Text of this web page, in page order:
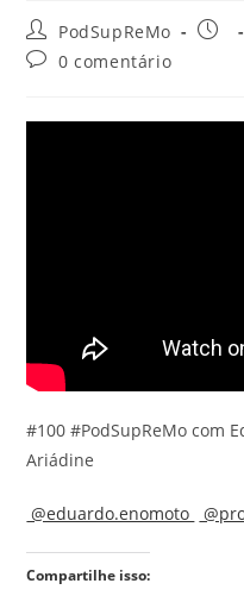
Autor
do
post:
PodSupReMo
Post
Comentários
0 comentário
#100 #PodSupReMo com
Ariádine
@eduardo.enomoto
Compartilhe isso: